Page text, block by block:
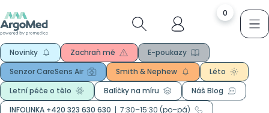
0
Novinky Zachraň mě
E-poukazy
Senzor CareSens Air
Smith & Nephew
Léto
Letní péče o tělo
Balíčky na míru
Náš Blog
INFOLINKA +420 323 630 630 | 7:30–15:30 (po–pá)